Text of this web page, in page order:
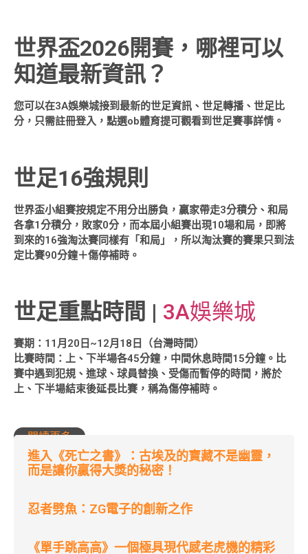
世界盃2026開賽，哪裡可以
知道最新資訊？
您可以在3A娛樂城接到最新的世足資訊、世足轉播、世足比
分，只需註冊登入，點選ob體育提可觀看到世足賽事詳情。
世足16強規則
世界盃小組賽按規定不用分出勝負，贏家帶走3分積分、和局
各拿1分積分，敗家0分，而本屆小組賽出現10場和局，即將
到來的16強淘汰賽同樣有「和局」，所以淘汰賽的賽果只到法
定比賽90分鐘＋傷停補時。
世足重點時間 | 3A娛樂城
賽期： 11月20日~12月18日（台灣時間）
比賽時間： 上、下半場各45分鐘，中間休息時間15分鐘。比
賽中遇到犯規、進球、球員替換、受傷而暫停的時間，將於
上、下半場結束後延長比賽，稱為傷停補時。
閱讀更多
進入《死亡之書》：古埃及的寶藏不是幽靈，
而是讓你贏得大獎的秘密！
忍者劈魚：ZG電子的創新之作
《單手跳高高》一個極具現代感老虎機的精彩